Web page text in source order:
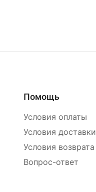
Помощь
Условия оплаты
Условия доставки
Условия возврата
Вопрос-ответ